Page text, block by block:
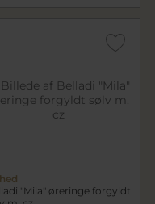
"Mila" øreringe forgyldt